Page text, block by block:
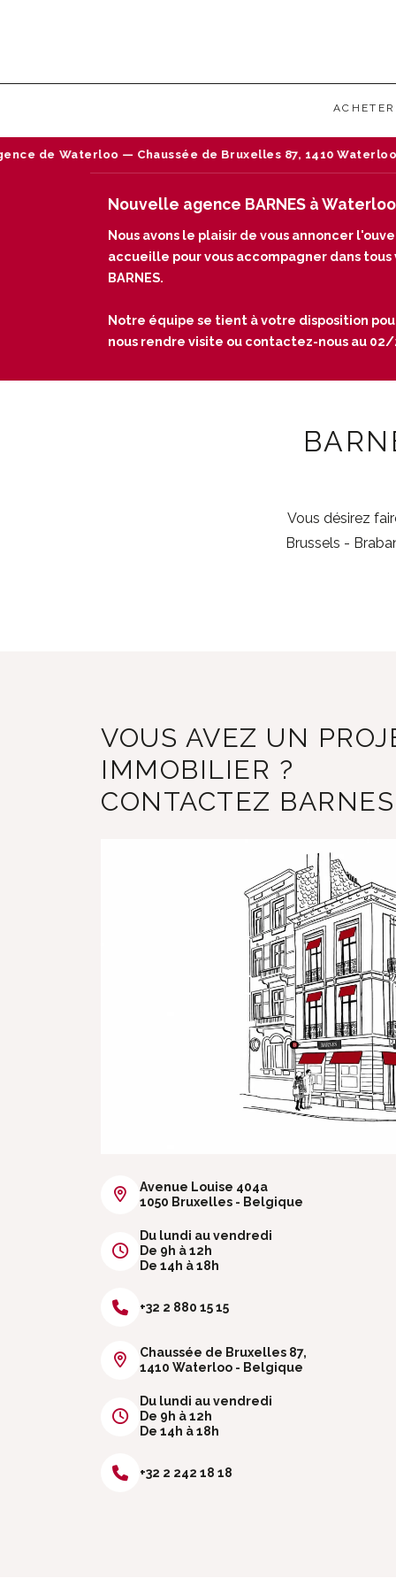
ACHETER
— Chaussée de Bruxelles 87, 1410 Waterloo — Tél :
Nouvelle agence BARNES à Waterloo
Nous avons le plaisir de vous annoncer
accueille pour vous accompagner dans
BARNES.
Notre équipe se tient à votre disposition
nous rendre visite ou contactez-nous au 02/
Vous désirez
Brussels -
VOUS AVEZ UN
IMMOBILIER ?
CONTACTEZ BARNES
Avenue Louise 404a
1050 Bruxelles - Belgique
Du lundi au vendredi
De 9h à 12h
De 14h à 18h
+32 2 880 15 15
Chaussée de Bruxelles 87,
1410 Waterloo - Belgique
Du lundi au vendredi
De 9h à 12h
De 14h à 18h
+32 2 242 18 18